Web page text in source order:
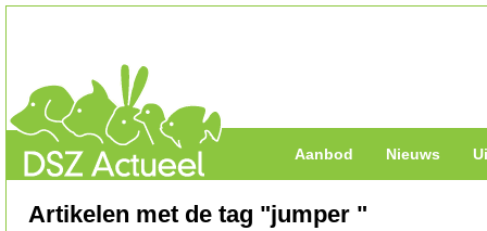
Aanbod Nieuws
Artikelen met de tag "jumper "